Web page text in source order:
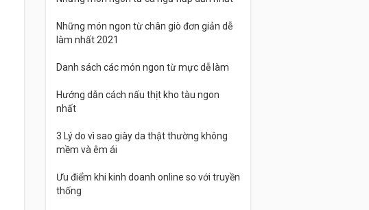
Những món ngon từ chân giò đơn giản dễ
làm nhất 2021
Danh sách các món ngon từ mực dễ làm
Hướng dẫn cách nấu thịt kho tàu ngon
nhất
3 Lý do vì sao giày da thật thường không
mềm và êm ái
Ưu điểm khi kinh doanh online so với truyền
thống